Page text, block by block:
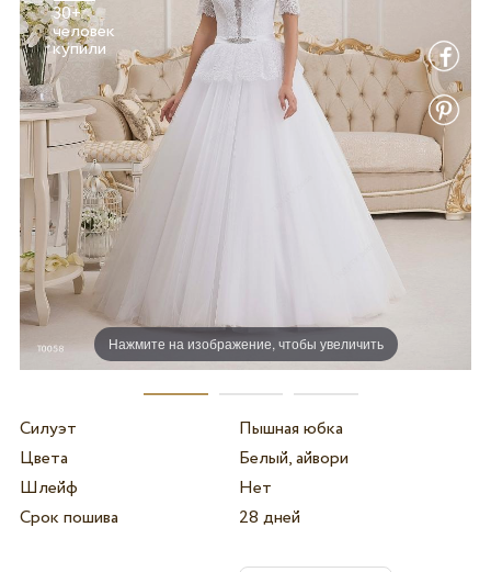
Нажмите на изображение, чтобы увеличить
30+
человек
Силуэт
Пышная юбка
Цвета
Белый, айвори
Шлейф
Нет
Срок пошива
28 дней